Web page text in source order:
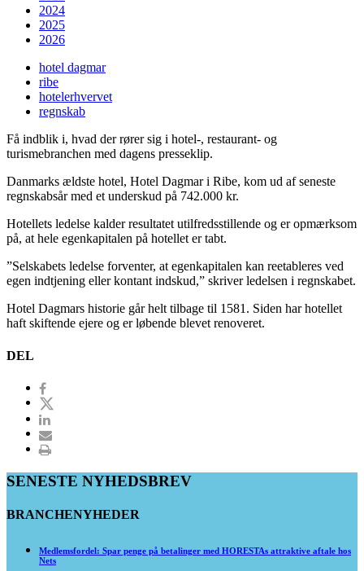
2024
2025
2026
hotel dagmar
ribe
hotelerhvervet
regnskab
Få indblik i, hvad der rører sig i hotel-, restaurant- og
turismebranchen med dagens presseklip.
Danmarks ældste hotel, Hotel Dagmar i Ribe, kom ud af seneste
regnskabsår med et underskud på 742.000 kr.
Hotellets ledelse kalder resultatet utilfredsstillende og er opmærksom
på, at hele egenkapitalen på hotellet er tabt.
”Selskabets ledelse forventer, at egenkapitalen kan reetableres ved
egen indtjening eller kontant indskud,” skriver ledelsen i regnskabet.
Hotel Dagmars historie går helt tilbage til 1581. Siden har hotellet
haft skiftende ejere og er løbende blevet renoveret.
DEL
SENESTE NYHEDSBREV
BRANCHENYHEDER
Medlemsfordel: Spar penge på betalinger med HORESTAs attraktive aftale hos
Nets